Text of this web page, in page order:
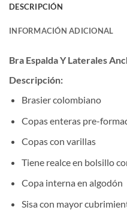
DESCRIPCIÓN
INFORMACIÓN ADICIONAL
Bra Espalda Y Laterales
Descripción:
Brasier colombiano
Copas enteras pre-
Copas con varillas
Tiene realce en bolsillo
Copa interna en algodón
Sisa con mayor